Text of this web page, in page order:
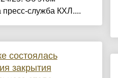
служба КХЛ....
состоялась
закрытия